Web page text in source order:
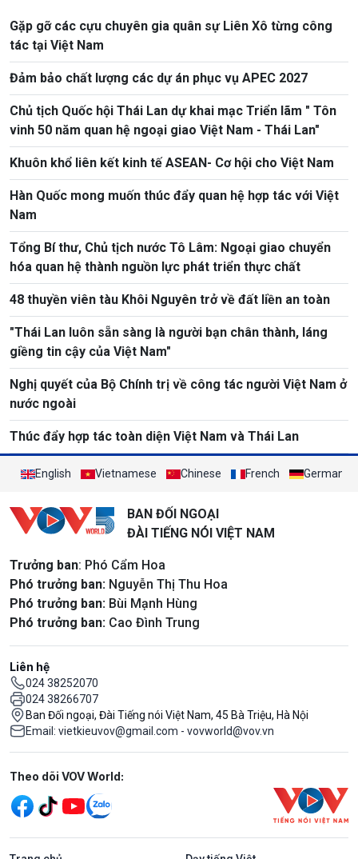
Gặp gỡ các cựu chuyên gia quân sự Liên Xô từng công
tác tại Việt Nam
Đảm bảo chất lượng các dự án phục vụ APEC 2027
Chủ tịch Quốc hội Thái Lan dự khai mạc Triển lãm " Tôn
vinh 50 năm quan hệ ngoại giao Việt Nam - Thái Lan"
Khuôn khổ liên kết kinh tế ASEAN- Cơ hội cho Việt Nam
Hàn Quốc mong muốn thúc đẩy quan hệ hợp tác với Việt
Nam
Tổng Bí thư, Chủ tịch nước Tô Lâm: Ngoại giao chuyển
hóa quan hệ thành nguồn lực phát triển thực chất
48 thuyền viên tàu Khôi Nguyên trở về đất liền an toàn
"Thái Lan luôn sẵn sàng là người bạn chân thành, láng
giềng tin cậy của Việt Nam"
Nghị quyết của Bộ Chính trị về công tác người Việt Nam ở
nước ngoài
Thúc đẩy hợp tác toàn diện Việt Nam và Thái Lan
English Vietnamese Chinese French German
BAN ĐỐI NGOẠI
ĐÀI TIẾNG NÓI VIỆT NAM
Trưởng ban: Phó Cẩm Hoa
Phó trưởng ban: Nguyễn Thị Thu Hoa
Phó trưởng ban: Bùi Mạnh Hùng
Phó trưởng ban: Cao Đình Trung
Liên hệ
024 38252070
024 38266707
Ban Đối ngoại, Đài Tiếng nói Việt Nam, 45 Bà Triệu, Hà Nội
Email: vietkieuvov@gmail.com - vovworld@vov.vn
Mạng xã hội
Theo dõi VOV World: